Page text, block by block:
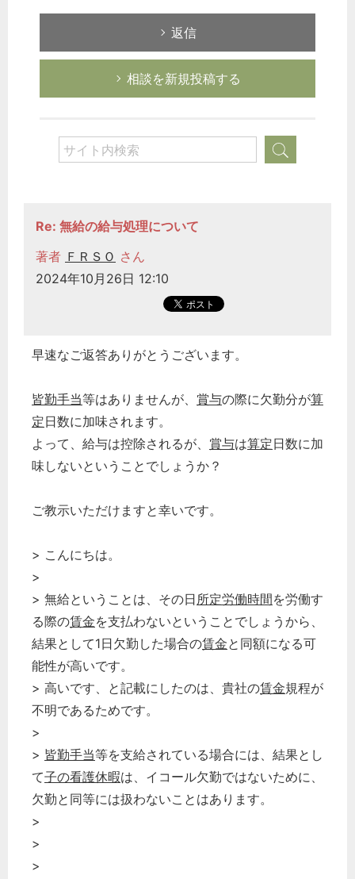
返信
相談を新規投稿する
Re: 無給の給与処理について
著者 ＦＲＳＯ さん
2024年10月26日 12:10
早速なご返答ありがとうございます。
皆勤手当等はありませんが、 賞与の際に欠勤分が算
定日数に加味されます。
よって、給与は控除されるが、 賞与は算定日数に加
味しないということでしょうか？
ご教示いただけますと幸いです。
> こんにちは。
>
> 無給ということは、その日所定労働時間を労働す
る際の賃金を支払わないということでしょうから、
結果として1日欠勤した場合の賃金と同額になる可
能性が高いです。
> 高いです、と記載にしたのは、貴社の賃金規程が
不明であるためです。
>
> 皆勤手当等を支給されている場合には、結果とし
て子の看護休暇は、イコール欠勤ではないために、
欠勤と同等には扱わないことはあります。
>
>
>